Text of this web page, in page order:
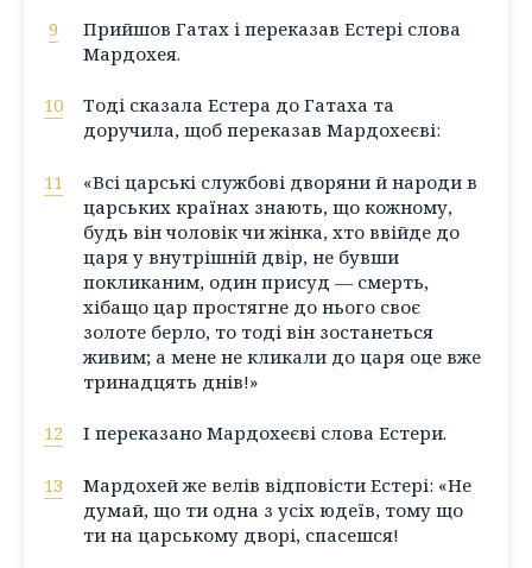
9
Прийшов Гатах і переказав Естері слова
Мардохея.
10
Тоді сказала Естера до Гатаха та
доручила, щоб переказав Мардохеєві:
11
«Всі царські службові дворяни й народи в
царських країнах знають, що кожному,
будь він чоловік чи жінка, хто ввійде до
царя у внутрішній двір, не бувши
покликаним, один присуд — смерть,
хібащо цар простягне до нього своє
золоте берло, то тоді він зостанеться
живим; а мене не кликали до царя оце вже
тринадцять днів!»
12 І переказано Мардохеєві слова Естери.
13
Мардохей же велів відповісти Естері: «Не
думай, що ти одна з усіх юдеїв, тому що
ти на царському дворі, спасешся!